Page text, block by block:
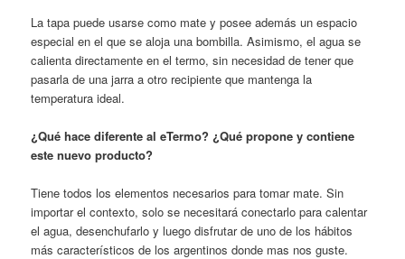
La tapa puede usarse como mate y posee además un espacio
especial en el que se aloja una bombilla. Asimismo, el agua se
calienta directamente en el termo, sin necesidad de tener que
pasarla de una jarra a otro recipiente que mantenga la
temperatura ideal.
¿Qué hace diferente al eTermo? ¿Qué propone y contiene
este nuevo producto?
Tiene todos los elementos necesarios para tomar mate. Sin
importar el contexto, solo se necesitará conectarlo para calentar
el agua, desenchufarlo y luego disfrutar de uno de los hábitos
más característicos de los argentinos donde mas nos guste.